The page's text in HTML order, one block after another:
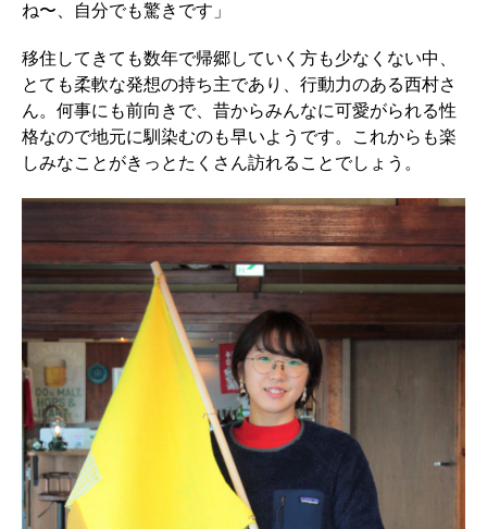
ね〜、自分でも驚きです」
移住してきても数年で帰郷していく方も少なくない中、
とても柔軟な発想の持ち主であり、行動力のある西村さ
ん。何事にも前向きで、昔からみんなに可愛がられる性
格なので地元に馴染むのも早いようです。これからも楽
しみなことがきっとたくさん訪れることでしょう。